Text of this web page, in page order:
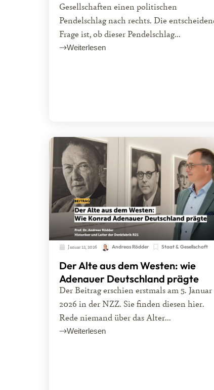
Gesellschaften einen politischen
Pendelschlag nach rechts. Die
Frage ist, ob dieser Pendelschlag...
Weiterlesen
Januar 12, 2026 Andreas Rödder Staat & Gesellschaft
Der Alte aus dem Westen: wie
Adenauer Deutschland prägte
Der Beitrag erschien erstmals am 5. Januar
2026 in der NZZ. Sie finden diesen hier.
Rede niemand über das Alter...
Weiterlesen